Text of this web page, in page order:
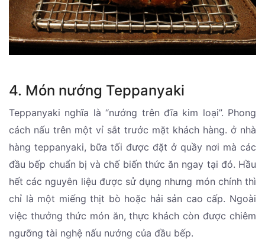
4. Món nướng Teppanyaki
Teppanyaki nghĩa là “nướng trên đĩa kim loại”. Phong
cách nấu trên một vỉ sắt trước mặt khách hàng. ở nhà
hàng teppanyaki, bữa tối được đặt ở quầy nơi mà các
đầu bếp chuẩn bị và chế biến thức ăn ngay tại đó. Hầu
hết các nguyên liệu được sử dụng nhưng món chính thì
chỉ là một miếng thịt bò hoặc hải sản cao cấp. Ngoài
việc thưởng thức món ăn, thực khách còn được chiêm
ngưỡng tài nghệ nấu nướng của đầu bếp.